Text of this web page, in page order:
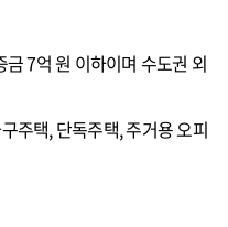
7억 원 이하이며 수도권 외
주택, 단독주택, 주거용 오피